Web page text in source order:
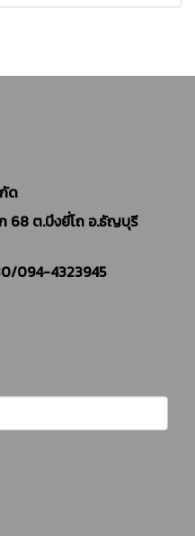
ด
68 ต.บึงยี่โถ อ.ธัญบุรี
094-4323945